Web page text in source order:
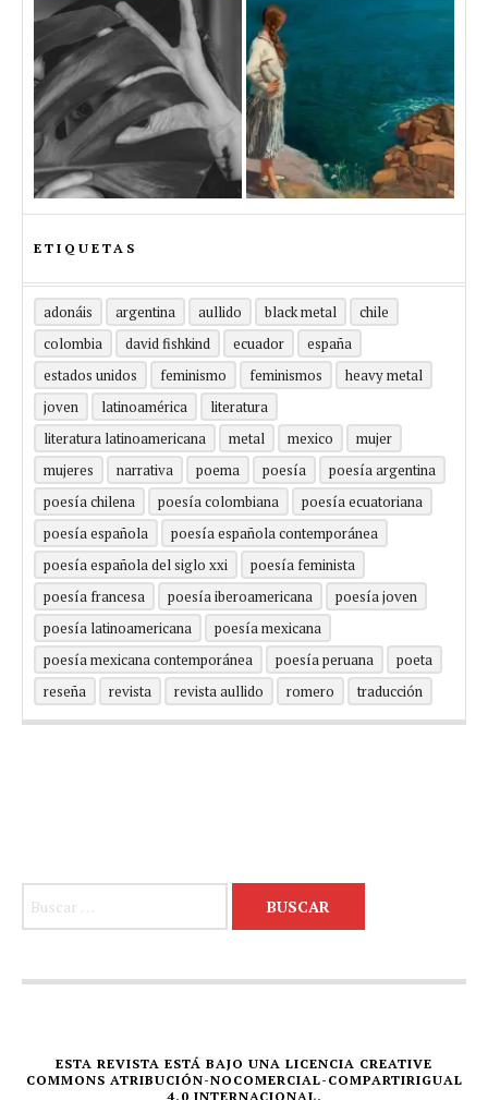
ETIQUETAS
adonáis argentina aullido black metal
chile
colombia
david fishkind ecuador
españa
estados unidos
feminismo feminismos
heavy metal
joven
latinoamérica
literatura
literatura latinoamericana
metal mexico
mujer
mujeres
narrativa poema poesía
poesía argentina
poesía chilena
poesía colombiana
poesía ecuatoriana
poesía española
poesía española contemporánea
poesía española del siglo xxi
poesía feminista
poesía francesa
poesía iberoamericana
poesía joven
poesía latinoamericana
poesía mexicana
poesía mexicana contemporánea
poesía peruana
poeta
reseña
revista revista aullido romero traducción
ESTA REVISTA ESTÁ BAJO UNA LICENCIA CREATIVE
COMMONS ATRIBUCIÓN-NOCOMERCIAL-COMPARTIRIGUAL
4.0 INTERNACIONAL.